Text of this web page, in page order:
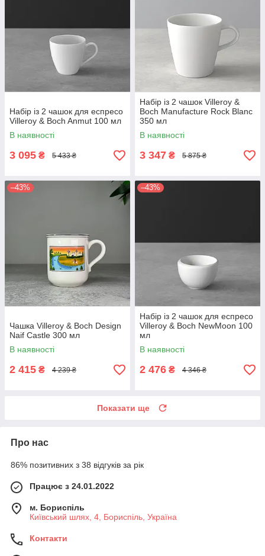
Набір із 2 чашок для еспресо
Villeroy & Boch Anmut 100 мл
В наявності
3 095 ₴ 5 433 ₴
Набір із 2 чашок Villeroy &
Boch Manufacture Rock Blanc
350 мл
В наявності
3 347 ₴ 5 875 ₴
–43%
Чашка Villeroy & Boch Design
Naif Castle 300 мл
В наявності
2 415 ₴ 4 239 ₴
–43%
Набір із 2 чашок для еспресо
Villeroy & Boch NewMoon 100
мл
В наявності
2 476 ₴ 4 346 ₴
Показати ще
Про нас
86% позитивних з 38 відгуків за рік
Працює з 24.01.2022
м. Бориспіль
Київський шлях, 4, Бориспіль, Україна
Контакти